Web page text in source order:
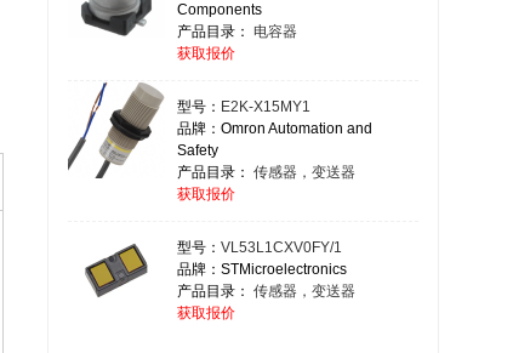
Components
产品目录： 电容器
获取报价
型号： E2K-X15MY1
品牌：Omron Automation and
Safety
产品目录： 传感器，变送器
获取报价
型号： VL53L1CXV0FY/1
品牌：STMicroelectronics
产品目录： 传感器，变送器
获取报价